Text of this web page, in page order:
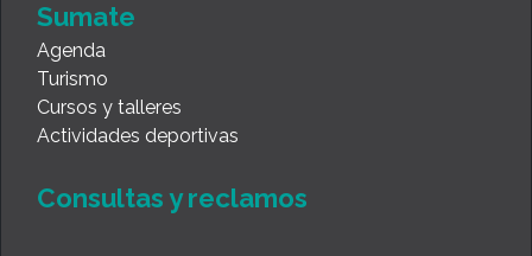
Sumate
Agenda
Turismo
Cursos y talleres
Actividades deportivas
Consultas y reclamos